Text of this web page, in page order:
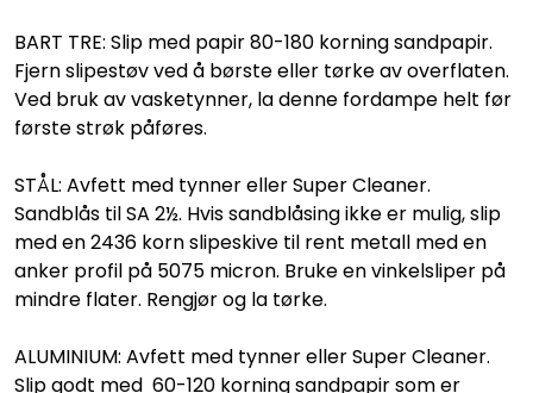
BART TRE: Slip med papir 80-180 korning sandpapir.
Fjern slipestøv ved å børste eller tørke av overflaten.
Ved bruk av vasketynner, la denne fordampe helt før
første strøk påføres.
STÅL: Avfett med tynner eller Super Cleaner.
Sandblås til SA 2½. Hvis sandblåsing ikke er mulig, slip
med en 2436 korn slipeskive til rent metall med en
anker profil på 5075 micron. Bruke en vinkelsliper på
mindre flater. Rengjør og la tørke.
ALUMINIUM: Avfett med tynner eller Super Cleaner.
Slip godt med 60-120 korning sandpapir som er